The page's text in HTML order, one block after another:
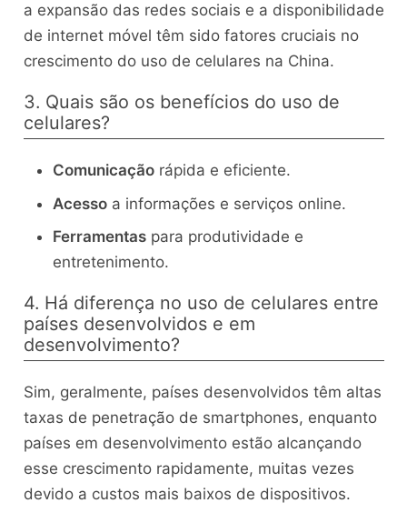
a expansão das redes sociais e a disponibilidade
de internet móvel têm sido fatores cruciais no
crescimento do uso de celulares na China.
3. Quais são os benefícios do uso de
celulares?
Comunicaçãorápida e eficiente.
Acessoa informações e serviços online.
Ferramentaspara produtividade e
entretenimento.
4. Há diferença no uso de celulares entre
países desenvolvidos e em
desenvolvimento?
Sim, geralmente, países desenvolvidos têm altas
taxas de penetração de smartphones, enquanto
países em desenvolvimento estão alcançando
esse crescimento rapidamente, muitas vezes
devido a custos mais baixos de dispositivos.